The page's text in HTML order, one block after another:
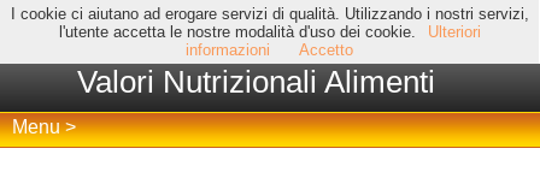
I cookie ci aiutano ad erogare servizi di qualità. Utilizzando i nostri servizi,
l'utente accetta le nostre modalità d'uso dei cookie.
Ulteriori
informazioni
Accetto
Valori Nutrizionali Alimenti
Menu >